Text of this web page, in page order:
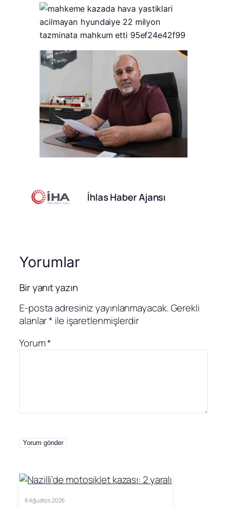
İhlas Haber Ajansı
Yorumlar
Bir yanıt yazın
E-posta adresiniz yayınlanmayacak.Gerekli
alanlar* ile işaretlenmişlerdir
Yorum*
9 Ağustos 2026